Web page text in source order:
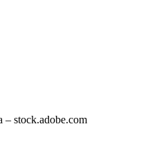
stock.adobe.com